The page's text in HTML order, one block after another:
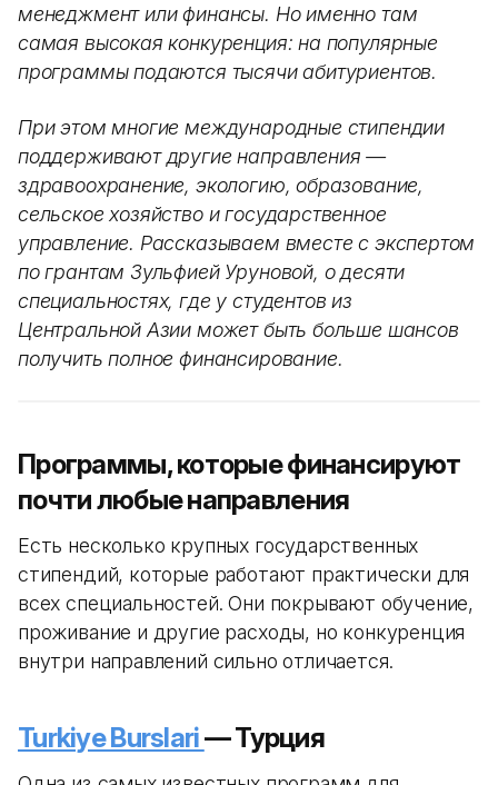
менеджмент или финансы. Но именно там
самая высокая конкуренция: на популярные
программы подаются тысячи абитуриентов.
При этом многие международные стипендии
поддерживают другие направления —
здравоохранение, экологию, образование,
сельское хозяйство и государственное
управление. Рассказываем вместе с экспертом
по грантам Зульфией Уруновой, о десяти
специальностях, где у студентов из
Центральной Азии может быть больше шансов
получить полное финансирование.
Программы, которые финансируют
почти любые направления
Есть несколько крупных государственных
стипендий, которые работают практически для
всех специальностей. Они покрывают обучение,
проживание и другие расходы, но конкуренция
внутри направлений сильно отличается.
Turkiye Burslari— Турция